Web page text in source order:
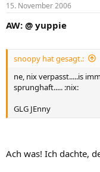
15. November 2006
AW: @ yuppie
snoopy hat gesagt.:
ne, nix verpasst.....is
sprunghaft..... :nix:
GLG JEnny
Ach was! Ich dachte,